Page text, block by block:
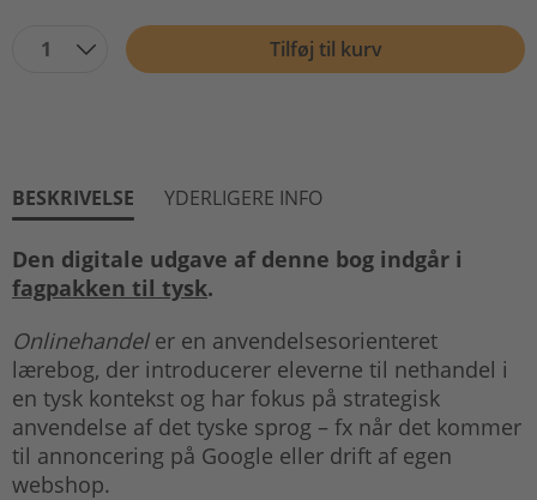
1 Tilføj til kurv
BESKRIVELSE YDERLIGERE INFO
Den digitale udgave af denne bog indgår i
fagpakken til tysk.
Onlinehandeler en anvendelsesorienteret
lærebog, der introducerer eleverne til nethandel i
en tysk kontekst og har fokus på strategisk
anvendelse af det tyske sprog – fx når det kommer
til annoncering på Google eller drift af egen
webshop.